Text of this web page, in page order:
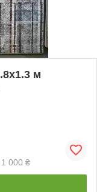
м
000 ₴